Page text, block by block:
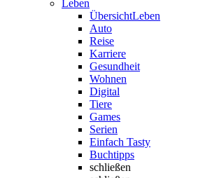
Leben
ÜbersichtLeben
Auto
Reise
Karriere
Gesundheit
Wohnen
Digital
Tiere
Games
Serien
Einfach Tasty
Buchtipps
schließen